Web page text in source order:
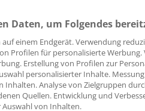
Infografiken
und Kommentare
Daten, um Folgendes
einem Endgerät. Verwendung
Profilen für personalisierte
Erstellung von Profilen zur
personalisierter Inhalte.
Inhalten. Analyse von Zielgruppen
Quellen. Entwicklung und
von Inhalten.